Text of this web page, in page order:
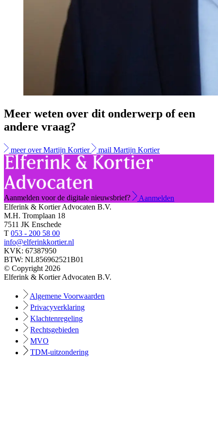
Meer weten over dit onderwerp of een
andere vraag?
meer over Martijn Kortier mail Martijn Kortier
Aanmelden voor de digitale nieuwsbrief?
Aanmelden
Elferink & Kortier Advocaten B.V.
M.H. Tromplaan 18
7511 JK Enschede
T 053 - 200 58 00
info@elferinkkortier.nl
KVK: 67387950
BTW: NL856962521B01
© Copyright 2026
Elferink & Kortier Advocaten B.V.
Algemene Voorwaarden
Privacyverklaring
Klachtenregeling
Rechtsgebieden
MVO
TDM-uitzondering